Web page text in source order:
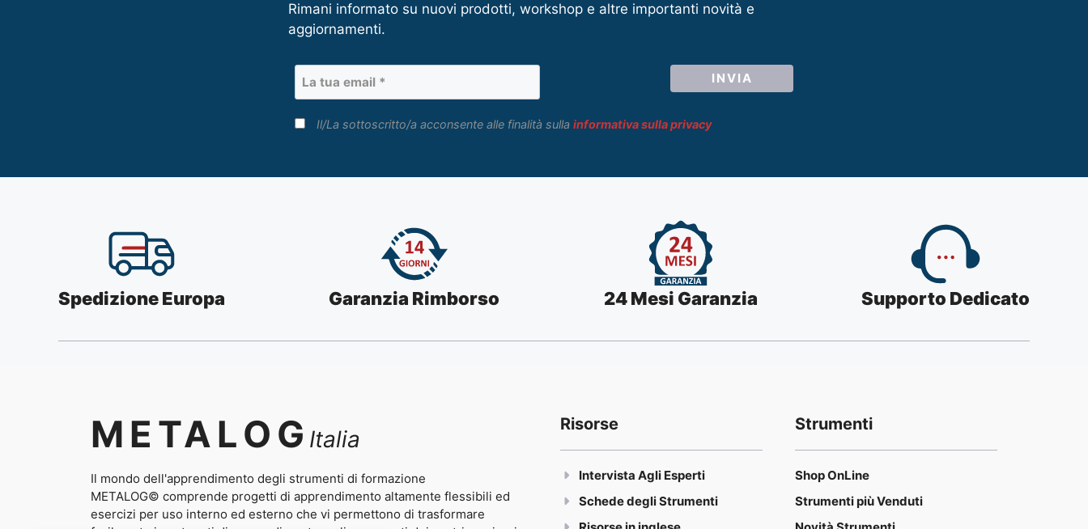
Rimani informato su nuovi prodotti, workshop e altre importanti novità e
aggiornamenti.
Il/La sottoscritto/a acconsente alle finalità sullainformativa sulla privacy
Spedizione Europa Garanzia Rimborso 24 Mesi Garanzia Supporto Dedicato
METALOG Italia
Il mondo dell'apprendimento degli strumenti di formazione
METALOG© comprende progetti di apprendimento altamente flessibili ed
esercizi per uso interno ed esterno che vi permettono di trasformare
Risorse
Intervista Agli Esperti
Schede degli Strumenti
Strumenti
Shop OnLine
Strumenti più Venduti